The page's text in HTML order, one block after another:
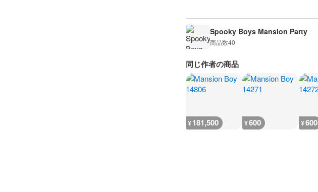
Spooky Boys Mansion Party
商品数40
同じ作者の商品
¥181,500 ¥600 ¥600